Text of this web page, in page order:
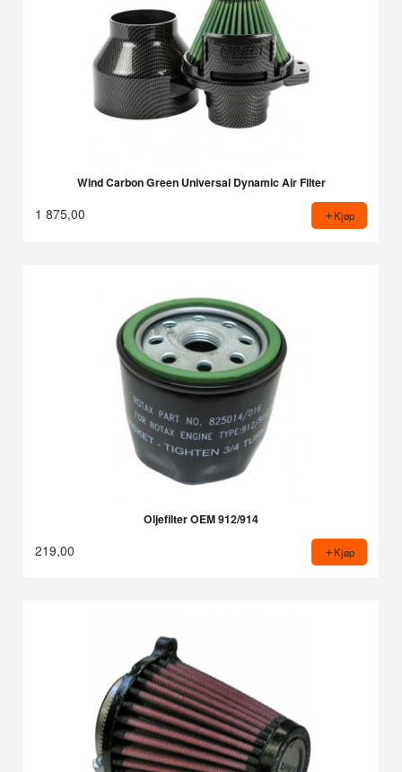
Wind Carbon Green Universal Dynamic Air Filter
1 875,00 Kjøp
Oljefilter OEM 912/914
219,00 Kjøp